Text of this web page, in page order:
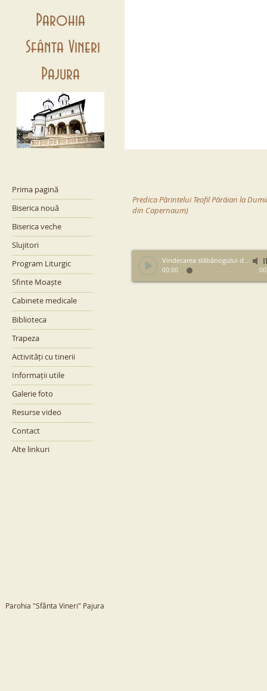
Parohia
Sfânta Vineri
Pajura
Predica Părintelui Teofil Părăian la
din Capernaum)
Vindecarea slăbănogului din Capernaum
00:00
Prima pagină
Biserica nouă
Biserica veche
Slujitori
Program Liturgic
Sfinte Moaște
Cabinete medicale
Biblioteca
Trapeza
Activități cu tinerii
Informații utile
Galerie foto
Resurse video
Contact
Alte linkuri
Parohia "Sfânta Vineri" Pajura